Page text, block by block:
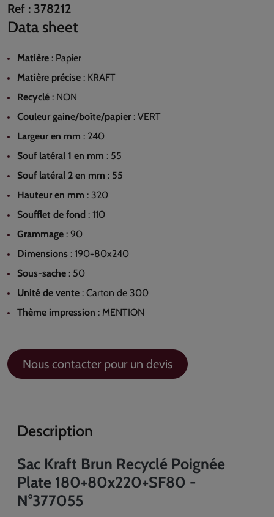
Ref : 378212
Data sheet
Matière : Papier
Matière précise : KRAFT
Recyclé : NON
Couleur gaine/boîte/papier : VERT
Largeur en mm : 240
Souf latéral 1 en mm : 55
Souf latéral 2 en mm : 55
Hauteur en mm : 320
Soufflet de fond : 110
Grammage : 90
Dimensions : 190+80x240
Sous-sache : 50
Unité de vente : Carton de 300
Thème impression : MENTION
Nous contacter pour un devis
Description
Sac Kraft Brun Recyclé Poignée
Plate 180+80x220+SF80 -
N°377055